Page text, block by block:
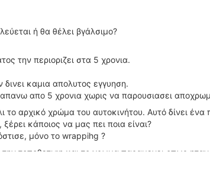
ή θα θέλει βγάλσιμο?
την περιοριζει στα 5 χρονια.
καμια απολυτος εγγυηση.
απο 5 χρονια χωρις να παρουσιασει
το αρχικό χρώμα του αυτοκινήτου. Αυτό δίνει
κάποιος να μας πει ποια είναι?
μόνο το wrappihg ?
τοποθετιση και το χρωμα παραμενει οπως